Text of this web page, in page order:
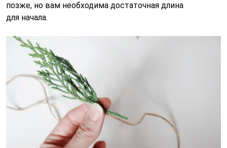
позже, но вам необходима достаточная длина
для начала.